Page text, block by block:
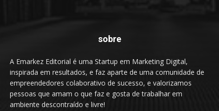
sobre
A Emarkez Editorial é uma Startup em Marketing Digital,
inspirada em resultados, e faz aparte de uma comunidade de
empreendedores colaborativo de sucesso, e valorizamos
pessoas que amam o que faz e gosta de trabalhar em
ambiente descontraído e livre!